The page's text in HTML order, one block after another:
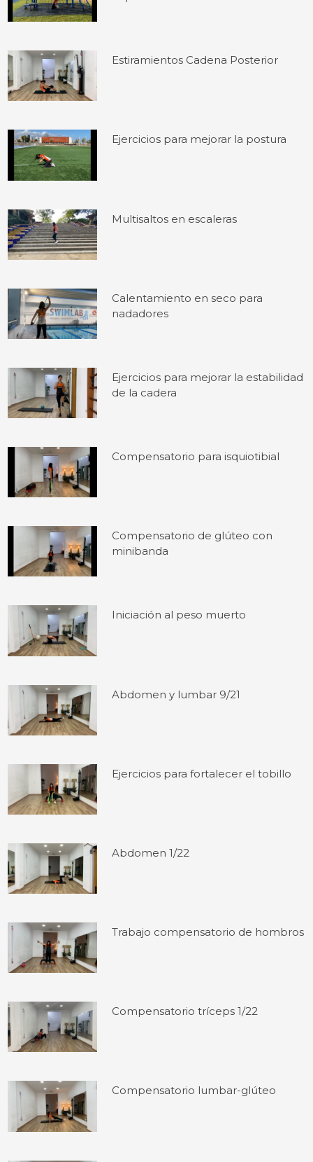
Estiramientos Cadena Posterior
Ejercicios para mejorar la postura
Multisaltos en escaleras
Calentamiento en seco para
nadadores
Ejercicios para mejorar la estabilidad
de la cadera
Compensatorio para isquiotibial
Compensatorio de glúteo con
minibanda
Iniciación al peso muerto
Abdomen y lumbar 9/21
Ejercicios para fortalecer el tobillo
Abdomen 1/22
Trabajo compensatorio de hombros
Compensatorio tríceps 1/22
Compensatorio lumbar-glúteo